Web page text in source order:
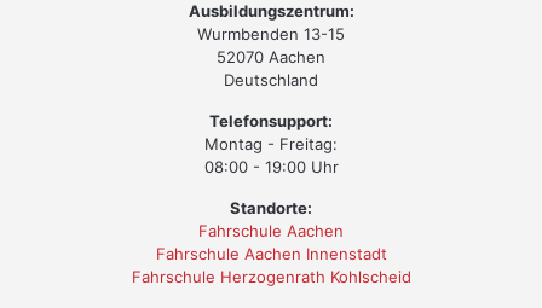
Ausbildungszentrum:
Wurmbenden 13-15
52070 Aachen
Deutschland
Telefonsupport:
Montag - Freitag:
08:00 - 19:00 Uhr
Standorte:
Fahrschule Aachen
Fahrschule Aachen Innenstadt
Fahrschule Herzogenrath Kohlscheid